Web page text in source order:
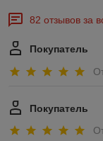
82 отзывов за
Покупатель
Покупатель